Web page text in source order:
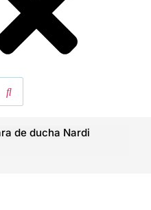
de ducha Nardi